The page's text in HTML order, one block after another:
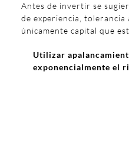
Antes de invertir se
de experiencia,
únicamente capital que
Utilizar
exponencialmente el